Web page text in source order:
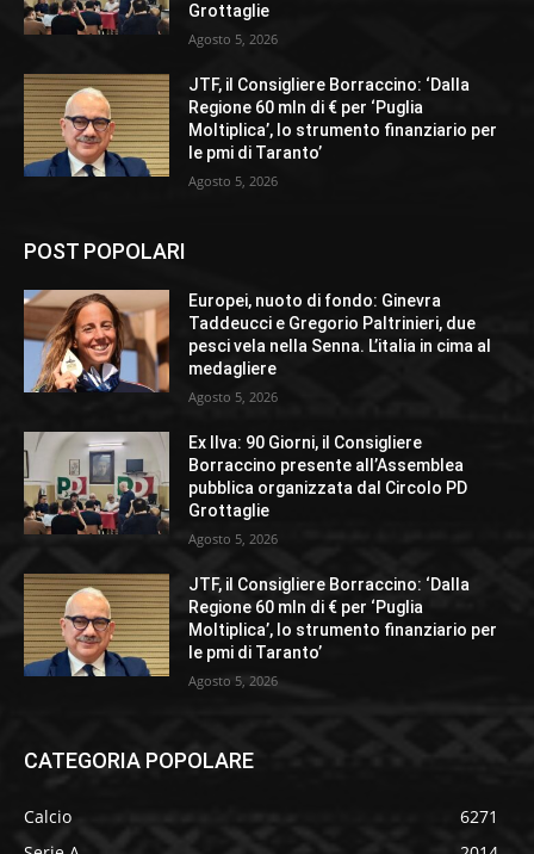
Grottaglie
Agosto 5, 2026
JTF, il Consigliere Borraccino: ‘Dalla
Regione 60 mln di € per ‘Puglia
Moltiplica’, lo strumento finanziario per
le pmi di Taranto’
Agosto 5, 2026
POST POPOLARI
Europei, nuoto di fondo: Ginevra
Taddeucci e Gregorio Paltrinieri, due
pesci vela nella Senna. L’italia in cima al
medagliere
Agosto 5, 2026
Ex Ilva: 90 Giorni, il Consigliere
Borraccino presente all’Assemblea
pubblica organizzata dal Circolo PD
Grottaglie
Agosto 5, 2026
JTF, il Consigliere Borraccino: ‘Dalla
Regione 60 mln di € per ‘Puglia
Moltiplica’, lo strumento finanziario per
le pmi di Taranto’
Agosto 5, 2026
CATEGORIA POPOLARE
Calcio
6271